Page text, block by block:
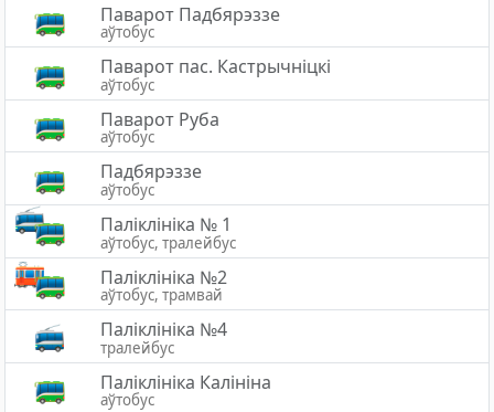
Паварот Падбярэззе
аўтобус
Паварот пас. Кастрычніцкі
аўтобус
Паварот Руба
аўтобус
Падбярэззе
аўтобус
Паліклініка № 1
аўтобус, тралейбус
Паліклініка №2
аўтобус, трамвай
Паліклініка №4
тралейбус
Паліклініка Калініна
аўтобус